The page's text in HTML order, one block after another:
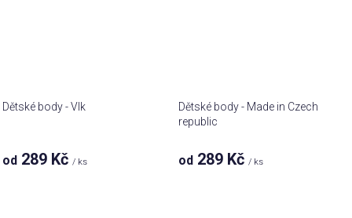
Dětské body - Vlk
od 289 Kč / ks
Dětské body - Made in Czech
republic
od 289 Kč / ks